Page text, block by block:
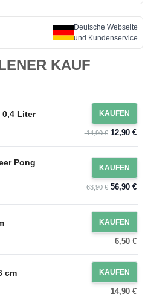
Deutsche Webseite
und Kundenservice
KAUF
Blue Cups 50x - 0,4 Liter
KAUFEN
14,90 €12,90 €
Pong
KAUFEN
63,90 €56,90 €
KAUFEN
6,50 €
cm
KAUFEN
14,90 €